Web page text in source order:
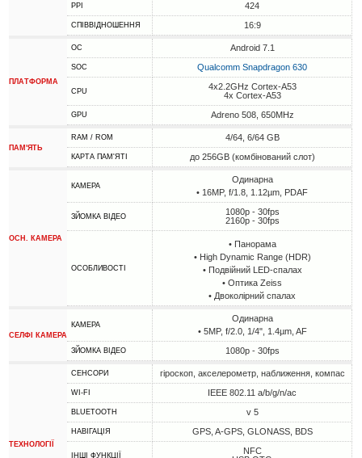
PPI 424
СПІВВІДНОШЕННЯ 16:9
ПЛАТФОРМА
ОС Android 7.1
SOC Qualcomm Snapdragon 630
CPU
4x2.2GHz Cortex-A53
4x Cortex-A53
GPU Adreno 508, 650MHz
ПАМ'ЯТЬ
RAM / ROM 4/64, 6/64 GB
КАРТА ПАМ'ЯТІ до 256GB (комбінований слот)
ОСН. КАМЕРА
КАМЕРА
Одинарна
• 16MP, f/1.8, 1.12µm, PDAF
ЗЙОМКА ВІДЕО
1080p - 30fps
2160p - 30fps
ОСОБЛИВОСТІ
• Панорама
• High Dynamic Range (HDR)
• Подвійний LED-спалах
• Оптика Zeiss
• Двоколірний спалах
СЕЛФІ КАМЕРА
КАМЕРА
Одинарна
• 5MP, f/2.0, 1/4", 1.4µm, AF
ЗЙОМКА ВІДЕО 1080p - 30fps
ТЕХНОЛОГІЇ
СЕНСОРИ гіроскоп, акселерометр, наближення, компас
WI-FI IEEE 802.11 a/b/g/n/ac
BLUETOOTH v 5
НАВІГАЦІЯ GPS, A-GPS, GLONASS, BDS
ІНШІ ФУНКЦІЇ
NFC